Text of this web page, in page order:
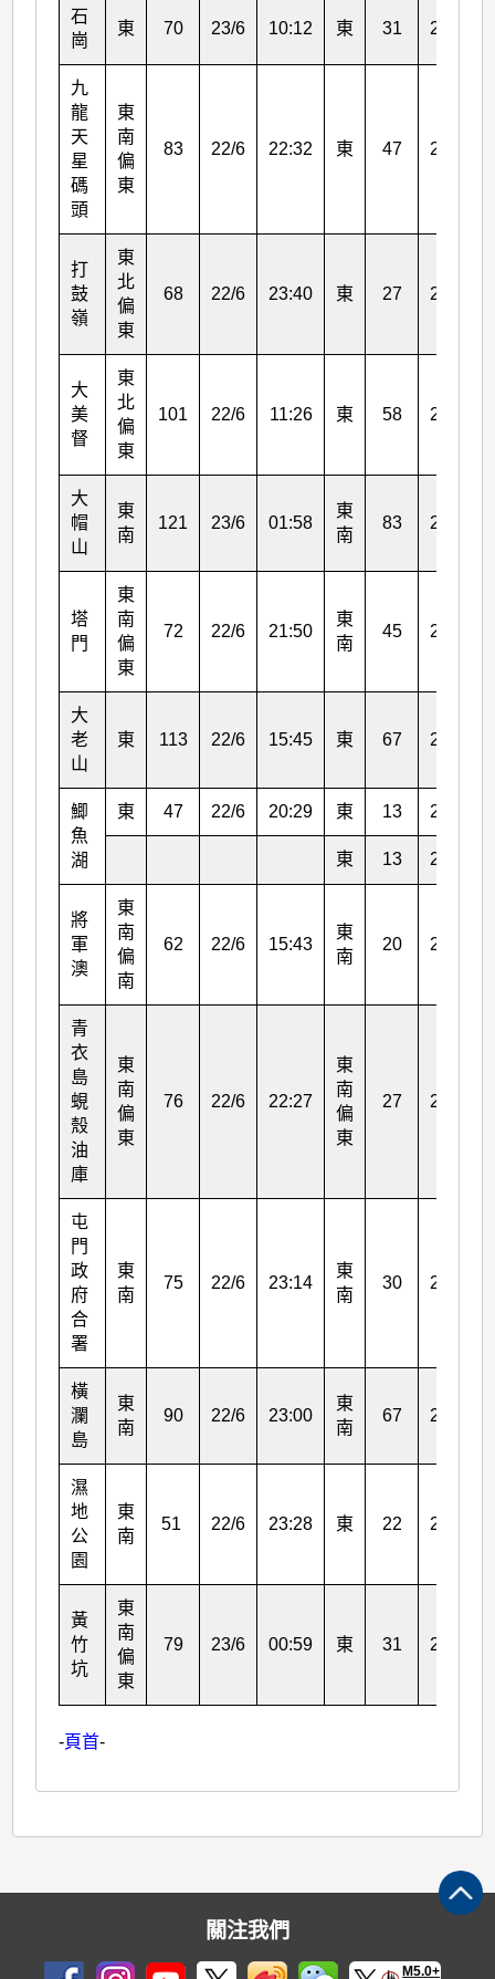
石
崗
東 70 23/6 10:12 東 31 22/6
九
龍
天
星
碼
頭
東
南
偏
東
83 22/6 22:32 東 47 22/6
打
鼓
嶺
東
北
偏
東
68 22/6 23:40 東 27 22/6
大
美
督
東
北
偏
東
101 22/6 11:26 東 58 22/6
大
帽
山
東
南
121 23/6 01:58
東
南
83 23/6
塔
門
東
南
偏
東
72 22/6 21:50
東
南
45 23/6
大
老
山
東 113 22/6 15:45 東 67 22/6
鯽
魚
湖
東 47 22/6 20:29 東 13 23/6
東 13 23/6
將
軍
澳
東
南
偏
南
62 22/6 15:43
東
南
20 23/6
青
衣
島
蜆
殼
油
庫
東
南
偏
東
76 22/6 22:27
東
南
偏
東
27 23/6
屯
門
政
府
合
署
東
南
75 22/6 23:14
東
南
30 23/6
橫
瀾
島
東
南
90 22/6 23:00
東
南
67 22/6
濕
地
公
園
東
南
51 22/6 23:28 東 22 22/6
黃
竹
坑
東
南
偏
東
79 23/6 00:59 東 31 23/6
-頁首-
關注我們
M5.0+